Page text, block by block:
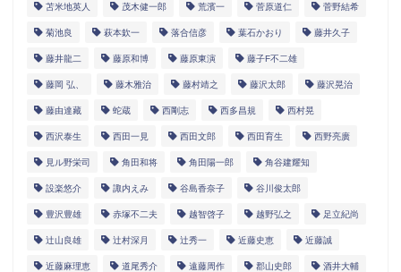
苫米地英人 茂木健一郎 荒濱一 菅原道仁 菅野結希
菊池良 萩本欽一 落合信彦 葉石かおり 藤井久子
藤井龍二 藤原和博 藤原東演 藤子F不二雄
藤岡 弘、 藤木雅治 藤村靖之 藤沢太郎 藤沢晃治
藤由達藏 蛇蔵 西剛志 西多昌規 西村晃
西沢泰生 西田一見 西田文郎 西田育生 西野亮廣
見ル野栄司 角田和将 角田陽一郎 角谷建耀知
設楽悠介 諏内えみ 谷島香奈子 谷川俊太郎
豊沢豊雄 赤塚不二夫 越智啓子 越野弘之 足立紀尚
辻山良雄 辻村深月 辻秀一 近藤史恵 近藤誠
近藤麻理恵 道尾秀介 遠藤周作 郡山史郎 酒井大輔